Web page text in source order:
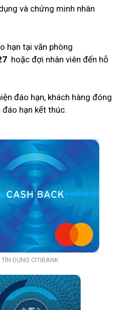
và chứng minh nhân
hạn tại văn phòng
hoặc đợi nhân viên đến hỗ
đáo hạn, khách hàng đóng
đáo hạn kết thúc.
TÍN DỤNG CITIBANK